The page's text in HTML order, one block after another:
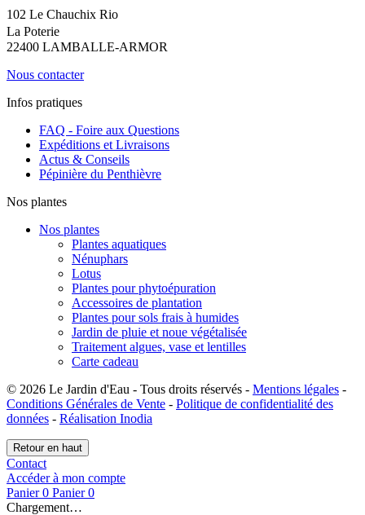
102 Le Chauchix Rio
La Poterie
22400 LAMBALLE-ARMOR
Nous contacter
Infos pratiques
FAQ - Foire aux Questions
Expéditions et Livraisons
Actus & Conseils
Pépinière du Penthièvre
Nos plantes
Nos plantes
Plantes aquatiques
Nénuphars
Lotus
Plantes pour phytoépuration
Accessoires de plantation
Plantes pour sols frais à humides
Jardin de pluie et noue végétalisée
Traitement algues, vase et lentilles
Carte cadeau
© 2026 Le Jardin d'Eau - Tous droits réservés - Mentions légales -
Conditions Générales de Vente - Politique de confidentialité des
données - Réalisation Inodia
Retour en haut
Contact
Accéder à mon compte
Panier 0 Panier 0
Chargement…